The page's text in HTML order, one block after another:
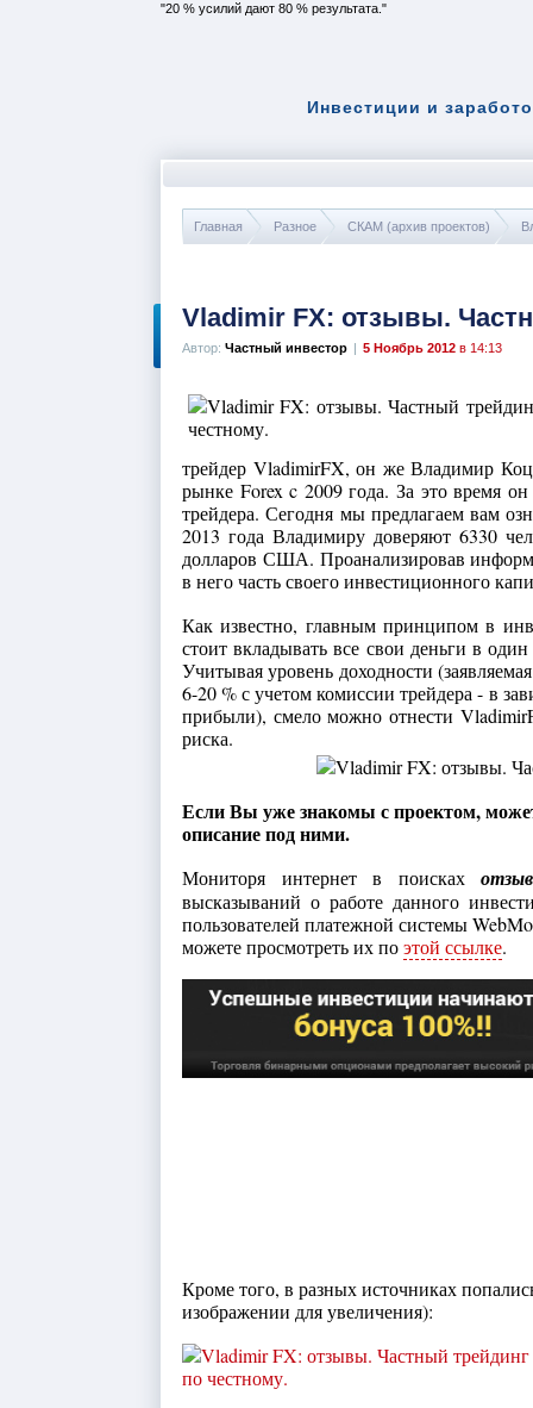
Инвестиции и
20 % усилий дают 80 % результата.
Главная Разное СКАМ (архив проектов)
Vladimir FX: отзывы.
Автор: Частный инвестор | 5 Ноябрь 2012 в 14:13
трейдер VladimirFX, он же Владимир
рынке Forex c 2009 года. За это время
трейдера. Сегодня мы предлагаем вам
2013 года Владимиру доверяют 6330
долларов США. Проанализировав
в него часть своего инвестиционного
Как известно, главным принципом в
стоит вкладывать все свои деньги в
Учитывая уровень доходности
6-20 % с учетом комиссии трейдера - в
прибыли), смело можно отнести
риска.
Если Вы уже знакомы с проектом,
описание под ними.
Мониторя интернет в поисках
высказываний о работе данного
пользователей платежной системы
можете просмотреть их поэтой ссылке.
Кроме того, в разных источниках
изображении для увеличения):